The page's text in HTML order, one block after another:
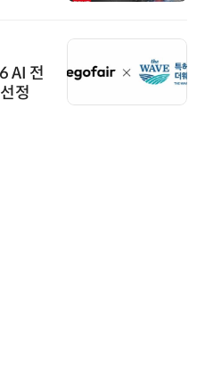
AI 전
정